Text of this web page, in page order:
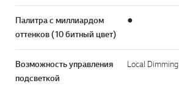
Палитра с миллиардом
оттенков (10 битный цвет)
●
Возможность управления
подсветкой
Local Dimming